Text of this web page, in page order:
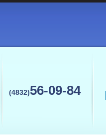
(4832)56-09-84